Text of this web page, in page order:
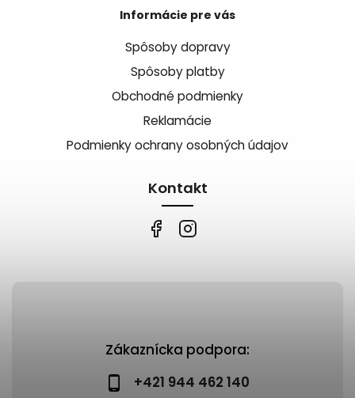
Zákaznícka podpora:
+421 944 462 140
Informácie pre vás
Spôsoby dopravy
Spôsoby platby
Obchodné podmienky
Reklamácie
Podmienky ochrany osobných údajov
Kontakt